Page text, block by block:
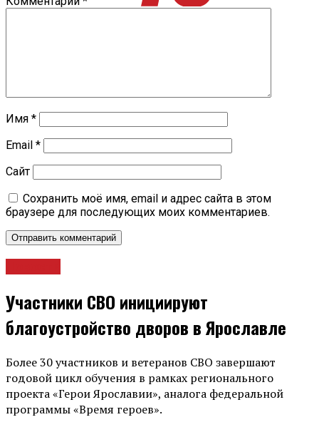
Имя *
Email *
Сайт
Сохранить моё имя, email и адрес сайта в этом
браузере для последующих моих комментариев.
Участники СВО инициируют
благоустройство дворов в Ярославле
Более 30 участников и ветеранов СВО завершают
годовой цикл обучения в рамках регионального
проекта «Герои Ярославии», аналога федеральной
программы «Время героев».